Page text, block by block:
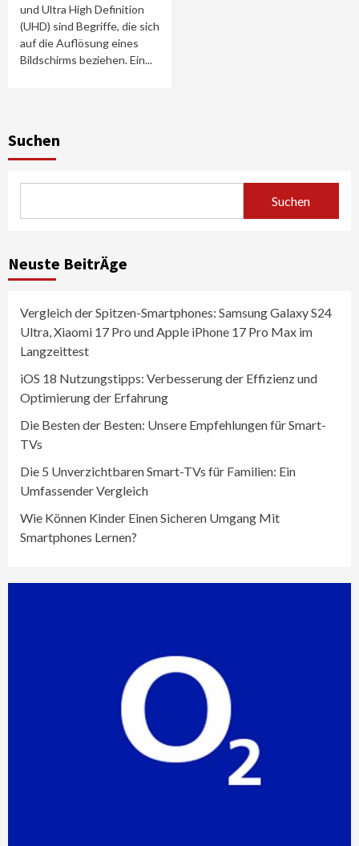
und Ultra High Definition
(UHD) sind Begriffe, die sich
auf die Auflösung eines
Bildschirms beziehen. Ein...
Suchen
Suchen
Neuste BeitrÄge
Vergleich der Spitzen-Smartphones: Samsung Galaxy S24
Ultra, Xiaomi 17 Pro und Apple iPhone 17 Pro Max im
Langzeittest
iOS 18 Nutzungstipps: Verbesserung der Effizienz und
Optimierung der Erfahrung
Die Besten der Besten: Unsere Empfehlungen für Smart-
TVs
Die 5 Unverzichtbaren Smart-TVs für Familien: Ein
Umfassender Vergleich
Wie Können Kinder Einen Sicheren Umgang Mit
Smartphones Lernen?